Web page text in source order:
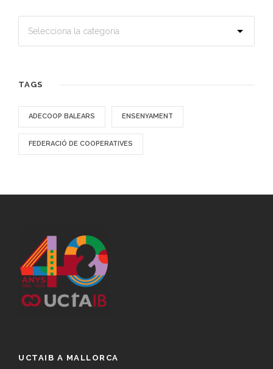
TAGS
ADECOOP BALEARS ENSENYAMENT
FEDERACIÓ DE COOPERATIVES
UCTAIB A MALLORCA